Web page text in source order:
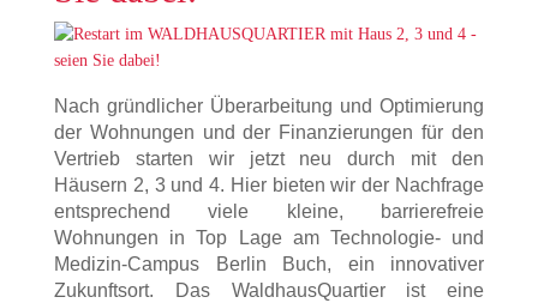
Nach gründlicher Überarbeitung und Optimierung
der Wohnungen und der Finanzierungen für den
Vertrieb starten wir jetzt neu durch mit den
Häusern 2, 3 und 4. Hier bieten wir der Nachfrage
entsprechend viele kleine, barrierefreie
Wohnungen in Top Lage am Technologie- und
Medizin-Campus Berlin Buch, ein innovativer
Zukunftsort. Das WaldhausQuartier ist eine